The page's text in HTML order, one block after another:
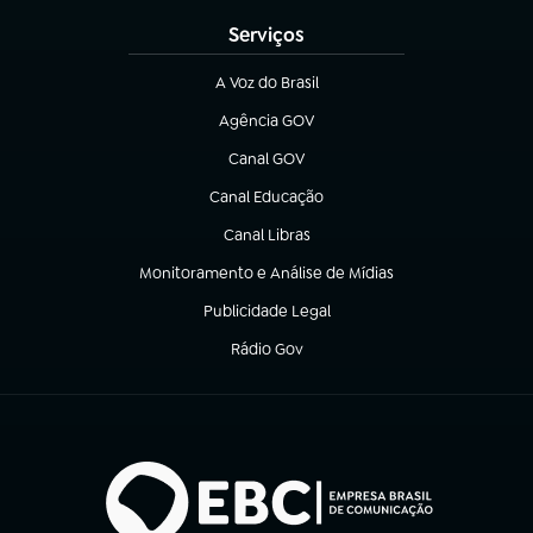
Serviços
A Voz do Brasil
(abre em nova aba)
Agência GOV
(abre em nova aba)
Canal GOV
(abre em nova aba)
Canal Educação
(abre em nova aba)
Canal Libras
(abre em nova aba)
Monitoramento e Análise de Mídias
(abre em nova aba)
Publicidade Legal
(abre em nova aba)
Rádio Gov
(abre em nova aba)